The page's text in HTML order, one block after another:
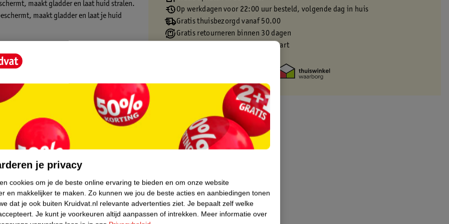
maakt gladder en laat huid stralen.
maakt gladder en laat je huid
L'Oréal Paris. Deze crème heeft een lichte
Daarnaast zorgt de formule voor
blijft de hele dag zitten, voelt
Skin Corrector?
van je kaaklijn naar je hals. Kies de
optimale applicatie.
make-upspons en blend met je huid.
Op werkdagen voor 22:00 uur besteld, volgende dag in huis
Gratis thuisbezorgd vanaf 50.00
Gratis retourneren binnen 30 dagen
Gratis punten met je Kruidvat kaart
je privacy
cookies om je de beste online ervaring te bieden en om onze website
en makkelijker te maken. Zo kunnen we jou de beste acties en aanbiedingen tonen
dat je ook buiten Kruidvat.nl relevante advertenties ziet. Je bepaalt zelf welke
Je kunt je voorkeuren altijd aanpassen of intrekken. Meer informatie over